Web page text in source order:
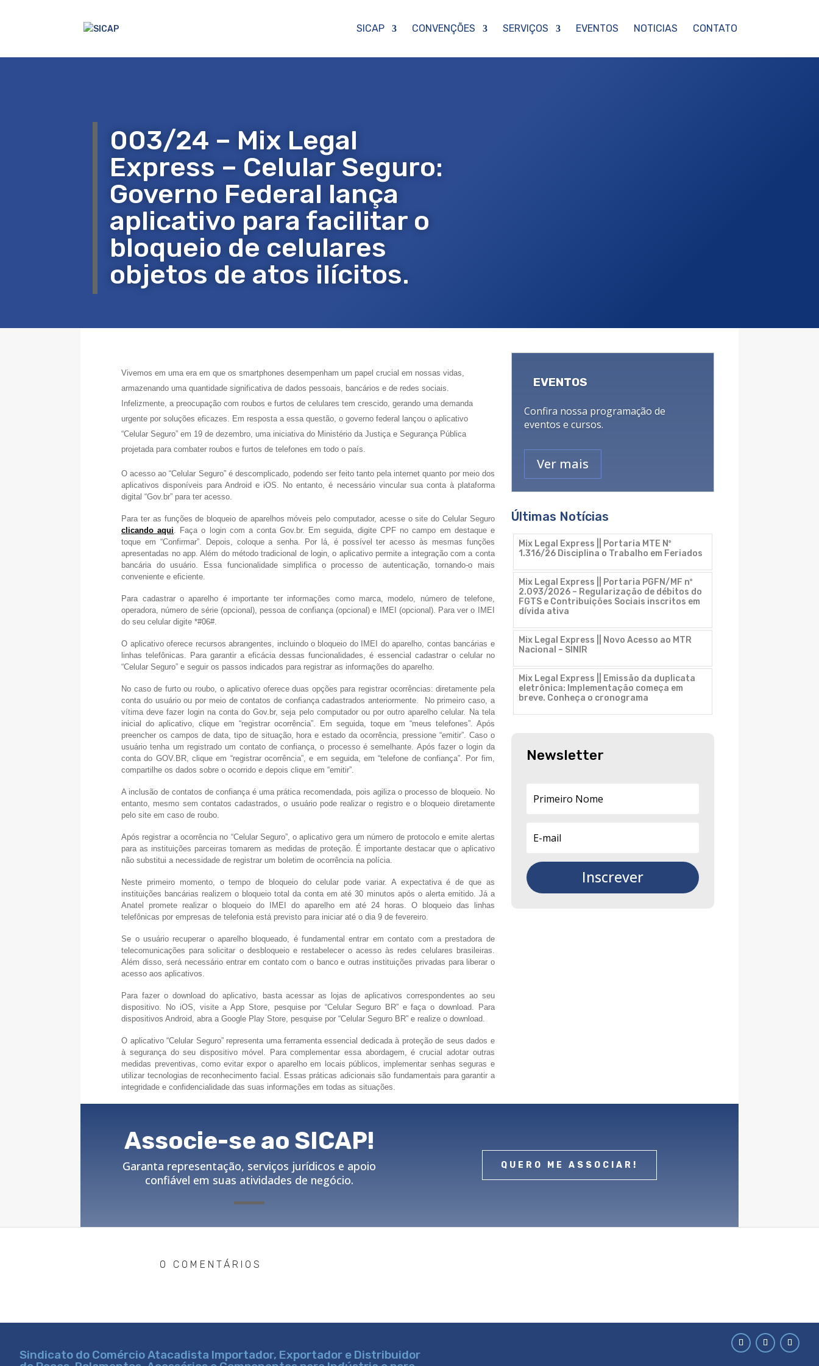
SICAP CONVENÇÕES SERVIÇOS EVENTOS NOTICIAS CONTATO
003/24 – Mix Legal
Express – Celular Seguro:
Governo Federal lança
aplicativo para facilitar o
bloqueio de celulares
objetos de atos ilícitos.
Vivemos em uma era em que os smartphones desempenham um papel crucial em nossas vidas,
armazenando uma quantidade significativa de dados pessoais, bancários e de redes sociais.
Infelizmente, a preocupação com roubos e furtos de celulares tem crescido, gerando uma demanda
urgente por soluções eficazes. Em resposta a essa questão, o governo federal lançou o aplicativo
“Celular Seguro” em 19 de dezembro, uma iniciativa do Ministério da Justiça e Segurança Pública
projetada para combater roubos e furtos de telefones em todo o país.
O acesso ao “Celular Seguro” é descomplicado, podendo ser feito tanto pela internet quanto por meio dos
aplicativos disponíveis para Android e iOS. No entanto, é necessário vincular sua conta à plataforma
digital “Gov.br” para ter acesso.
Para ter as funções de bloqueio de aparelhos móveis pelo computador, acesse o site do Celular Seguro
clicando aqui . Faça o login com a conta Gov.br. Em seguida, digite CPF no campo em destaque e
toque em “Confirmar”. Depois, coloque a senha. Por lá, é possível ter acesso às mesmas funções
apresentadas no app. Além do método tradicional de login, o aplicativo permite a integração com a conta
bancária do usuário. Essa funcionalidade simplifica o processo de autenticação, tornando-o mais
conveniente e eficiente.
Para cadastrar o aparelho é importante ter informações como marca, modelo, número de telefone,
operadora, número de série (opcional), pessoa de confiança (opcional) e IMEI (opcional). Para ver o IMEI
do seu celular digite *#06#.
O aplicativo oferece recursos abrangentes, incluindo o bloqueio do IMEI do aparelho, contas bancárias e
linhas telefônicas. Para garantir a eficácia dessas funcionalidades, é essencial cadastrar o celular no
“Celular Seguro” e seguir os passos indicados para registrar as informações do aparelho.
No caso de furto ou roubo, o aplicativo oferece duas opções para registrar ocorrências: diretamente pela
conta do usuário ou por meio de contatos de confiança cadastrados anteriormente. No primeiro caso, a
vítima deve fazer login na conta do Gov.br, seja pelo computador ou por outro aparelho celular. Na tela
inicial do aplicativo, clique em “registrar ocorrência”. Em seguida, toque em “meus telefones”. Após
preencher os campos de data, tipo de situação, hora e estado da ocorrência, pressione “emitir”. Caso o
usuário tenha um registrado um contato de confiança, o processo é semelhante. Após fazer o login da
conta do GOV.BR, clique em “registrar ocorrência”, e em seguida, em “telefone de confiança”. Por fim,
compartilhe os dados sobre o ocorrido e depois clique em “emitir”.
A inclusão de contatos de confiança é uma prática recomendada, pois agiliza o processo de bloqueio. No
entanto, mesmo sem contatos cadastrados, o usuário pode realizar o registro e o bloqueio diretamente
pelo site em caso de roubo.
Após registrar a ocorrência no “Celular Seguro”, o aplicativo gera um número de protocolo e emite alertas
para as instituições parceiras tomarem as medidas de proteção. É importante destacar que o aplicativo
não substitui a necessidade de registrar um boletim de ocorrência na polícia.
Neste primeiro momento, o tempo de bloqueio do celular pode variar. A expectativa é de que as
instituições bancárias realizem o bloqueio total da conta em até 30 minutos após o alerta emitido. Já a
Anatel promete realizar o bloqueio do IMEI do aparelho em até 24 horas. O bloqueio das linhas
telefônicas por empresas de telefonia está previsto para iniciar até o dia 9 de fevereiro.
Se o usuário recuperar o aparelho bloqueado, é fundamental entrar em contato com a prestadora de
telecomunicações para solicitar o desbloqueio e restabelecer o acesso às redes celulares brasileiras.
Além disso, será necessário entrar em contato com o banco e outras instituições privadas para liberar o
acesso aos aplicativos.
Para fazer o download do aplicativo, basta acessar as lojas de aplicativos correspondentes ao seu
dispositivo. No iOS, visite a App Store, pesquise por “Celular Seguro BR” e faça o download. Para
dispositivos Android, abra a Google Play Store, pesquise por “Celular Seguro BR” e realize o download.
O aplicativo “Celular Seguro” representa uma ferramenta essencial dedicada à proteção de seus dados e
à segurança do seu dispositivo móvel. Para complementar essa abordagem, é crucial adotar outras
medidas preventivas, como evitar expor o aparelho em locais públicos, implementar senhas seguras e
utilizar tecnologias de reconhecimento facial. Essas práticas adicionais são fundamentais para garantir a
integridade e confidencialidade das suas informações em todas as situações.
EVENTOS
Confira nossa programação de
eventos e cursos.
Ver mais
Últimas Notícias
Mix Legal Express || Portaria MTE Nº
1.316/26 Disciplina o Trabalho em Feriados
Mix Legal Express || Portaria PGFN/MF nº
2.093/2026 – Regularização de débitos do
FGTS e Contribuições Sociais inscritos em
dívida ativa
Mix Legal Express || Novo Acesso ao MTR
Nacional – SINIR
Mix Legal Express || Emissão da duplicata
eletrônica: Implementação começa em
breve. Conheça o cronograma
Newsletter
Inscrever
Associe-se ao SICAP!
Garanta representação, serviços jurídicos e apoio
confiável em suas atividades de negócio.
QUERO ME ASSOCIAR!
0 COMENTÁRIOS
Sindicato do Comércio Atacadista Importador, Exportador e Distribuidor